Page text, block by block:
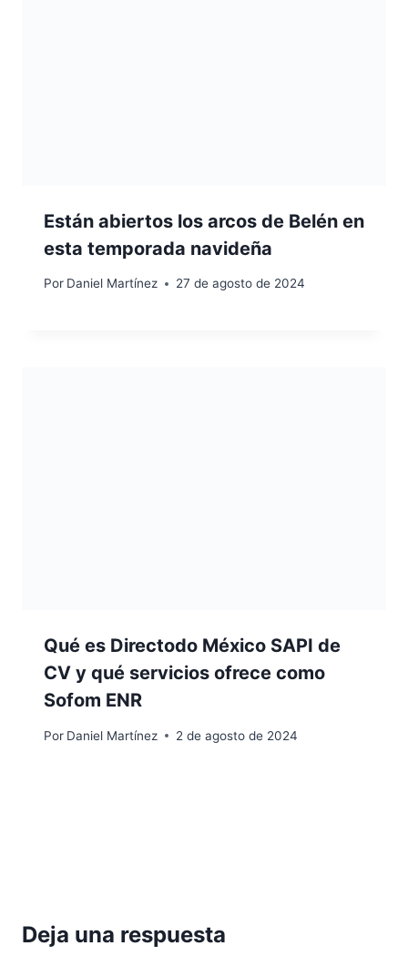
Están abiertos los arcos de Belén en
esta temporada navideña
Por Daniel Martínez 27 de agosto de 2024
Qué es Directodo México SAPI de
CV y qué servicios ofrece como
Sofom ENR
Por Daniel Martínez 2 de agosto de 2024
Deja una respuesta